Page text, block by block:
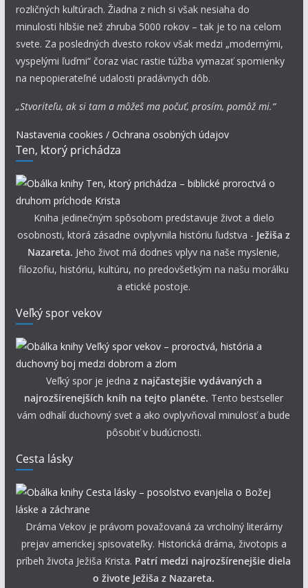
rozličných kultúrach. Žiadna z nich si však nesiaha do
minulosti hlbšie než zhruba 5000 rokov – tak je to na celom
svete. Za posledných dvesto rokov však medzi „modernými,
vyspelými ľuďmi“ čoraz viac rastie túžba vymazať spomienky
na nepopierateľné udalosti pradávnych dôb.
„Stvoriteľu, ak si tam a môžeš ma počuť, prosím, pomôž mi.“
Nastavenia cookies / Ochrana osobných údajov
Ten, ktorý prichádza
Kniha jedinečným spôsobom predstavuje život a dielo
osobnosti, ktorá zásadne ovplyvnila históriu ľudstva - Ježiša z
Nazareta. Jeho život má dodnes vplyv na naše myslenie,
filozofiu, históriu, kultúru, no predovšetkým na našu morálku
a etické postoje.
Veľký spor vekov
Veľký spor je jedna z najčastejšie vydávaných a
najrozšírenejších kníh na tejto planéte. Tento bestseller
vám odhalí duchovný svet a ako ovplyvňoval minulosť a bude
pôsobiť v budúcnosti.
Cesta lásky
Dráma Vekov je právom považovaná za vrcholný literárny
prejav americkej spisovateľky. Historická dráma, životopis a
príbeh života Ježiša Krista. Patrí medzi najrozšírenejšie diela
o živote Ježiša z Nazareta.